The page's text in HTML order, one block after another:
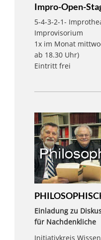
Impro-Open-
5-4-3-2-1-
Improvisorium
1x im Monat
ab 18.30 Uhr)
Eintritt frei
Einladung zu
für Nachdenkliche
Initiativkreis